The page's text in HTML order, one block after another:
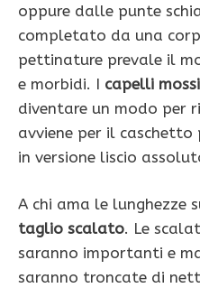
oppure dalle punte
completato da una
pettinature prevale il
e morbidi. I capelli mossi
diventare un modo per
avviene per il
in versione liscio
A chi ama le lunghezze
taglio scalato. Le
saranno importanti e
saranno troncate di